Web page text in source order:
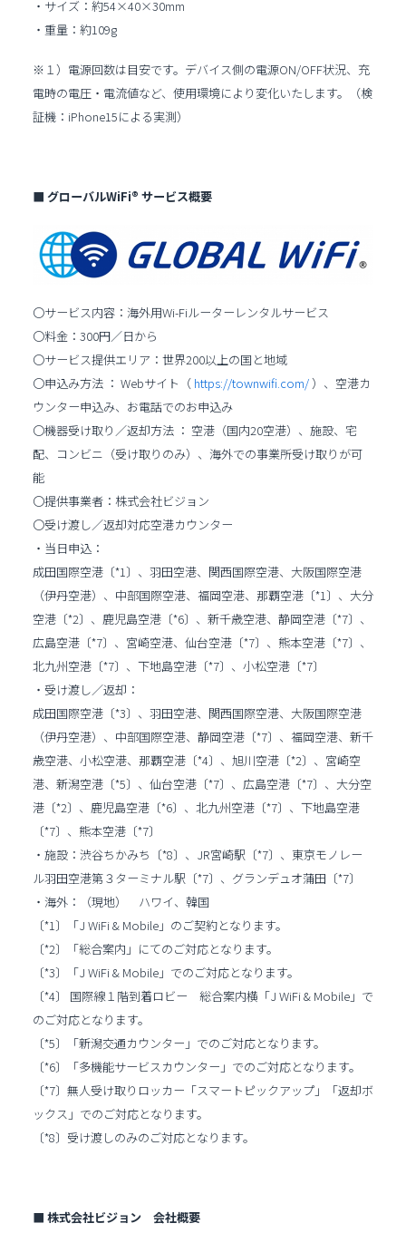
・サイズ：約54×40×30mm
・重量：約109g
※１）電源回数は目安です。デバイス側の電源ON/OFF状況、充
電時の電圧・電流値など、使用環境により変化いたします。（検
証機：iPhone15による実測）
■ グローバルWiFi® サービス概要
〇サービス内容：海外用Wi-Fiルーターレンタルサービス
〇料金：300円／日から
〇サービス提供エリア：世界200以上の国と地域
〇申込み方法 ： Webサイト（https://townwifi.com/）、空港カ
ウンター申込み、お電話でのお申込み
〇機器受け取り／返却方法 ： 空港（国内20空港）、施設、宅
配、コンビニ（受け取りのみ）、海外での事業所受け取りが可
能
〇提供事業者：株式会社ビジョン
〇受け渡し／返却対応空港カウンター
・当日申込：
成田国際空港〔*1〕、羽田空港、関西国際空港、大阪国際空港
（伊丹空港）、中部国際空港、福岡空港、那覇空港〔*1〕、大分
空港〔*2〕、鹿児島空港〔*6〕、新千歳空港、静岡空港〔*7〕、
広島空港〔*7〕、宮崎空港、仙台空港〔*7〕、熊本空港〔*7〕、
北九州空港〔*7〕、下地島空港〔*7〕、小松空港〔*7〕
・受け渡し／返却：
成田国際空港〔*3〕、羽田空港、関西国際空港、大阪国際空港
（伊丹空港）、中部国際空港、静岡空港〔*7〕、福岡空港、新千
歳空港、小松空港、那覇空港〔*4〕、旭川空港〔*2〕、宮崎空
港、新潟空港〔*5〕、仙台空港〔*7〕、広島空港〔*7〕、大分空
港〔*2〕、鹿児島空港〔*6〕、北九州空港〔*7〕、下地島空港
〔*7〕、熊本空港〔*7〕
・施設：渋谷ちかみち〔*8〕、JR宮崎駅〔*7〕、東京モノレー
ル羽田空港第３ターミナル駅〔*7〕、グランデュオ蒲田〔*7〕
・海外：（現地） ハワイ、韓国
〔*1〕「J WiFi & Mobile」のご契約となります。
〔*2〕「総合案内」にてのご対応となります。
〔*3〕「J WiFi & Mobile」でのご対応となります。
〔*4〕 国際線１階到着ロビー 総合案内横「J WiFi & Mobile」で
のご対応となります。
〔*5〕「新潟交通カウンター」でのご対応となります。
〔*6〕「多機能サービスカウンター」でのご対応となります。
〔*7〕無人受け取りロッカー「スマートピックアップ」「返却ボ
ックス」でのご対応となります。
〔*8〕受け渡しのみのご対応となります。
■ 株式会社ビジョン 会社概要